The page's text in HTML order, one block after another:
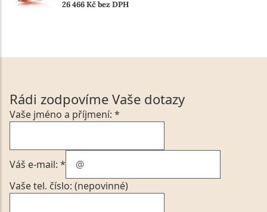
26 466 Kč bez DPH
Rádi zodpovíme Vaše dotazy
Vaše jméno a příjmení: *
Váš e-mail: *
Vaše tel. číslo: (nepovinné)